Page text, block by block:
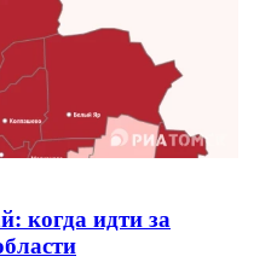
когда идти за